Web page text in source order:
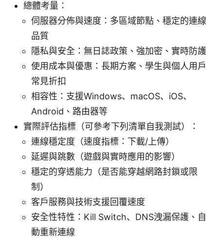
總體考量：
伺服器分佈與速度：多區域節點、穩定的連線
品質
隱私與安全：無日誌政策、強加密、實時防護
使用成本與優惠：長期方案、學生與個人用戶
常見折扣
相容性：支援Windows、macOS、iOS、
Android、路由器等
實際評估指標（可參考下列清單自我測試）：
連線穩定度（速度指標：下載/上傳）
延遲與跳數（遊戲與實時應用的影響）
穩定的穿透能力（是否能穿越網路封鎖或限
制）
客戶服務與技術支援回覆速度
安全性特性：Kill Switch、DNS洩漏保護、自
動重新連線